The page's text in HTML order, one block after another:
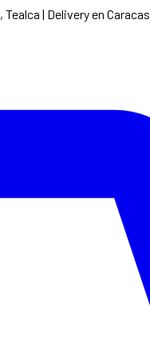
| Delivery en Caracas